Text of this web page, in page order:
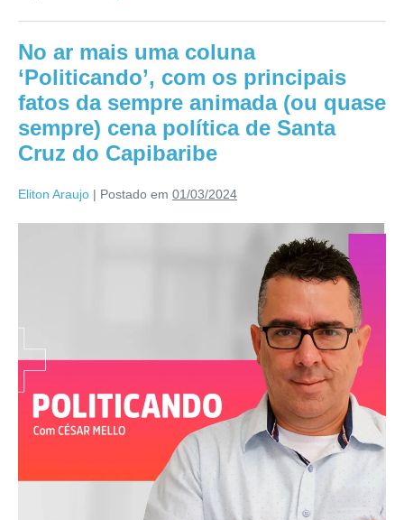
No ar mais uma coluna
‘Politicando’, com os principais
fatos da sempre animada (ou quase
sempre) cena política de Santa
Cruz do Capibaribe
Eliton Araujo | Postado em 01/03/2024